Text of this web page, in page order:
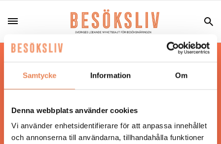
Samtycke Information Om
Denna webbplats använder cookies
Vi använder enhetsidentifierare för att anpassa innehållet
och annonserna till användarna, tillhandahålla funktioner
Hos oss läser du landets mest uppdaterade
nyheter och snackisar inom besöksnäringen.
Besöksliv i sin tryckta form är ett affärsmagasin
Tidningen ges ut avVisita